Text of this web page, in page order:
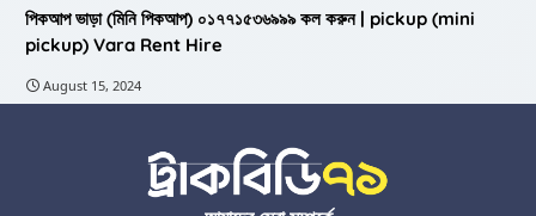
পিকআপ ভাড়া (মিনি পিকআপ) ০১৭৭১৫৩৬৯৯৯ কল করুন | pickup (mini
pickup) Vara Rent Hire
August 15, 2024